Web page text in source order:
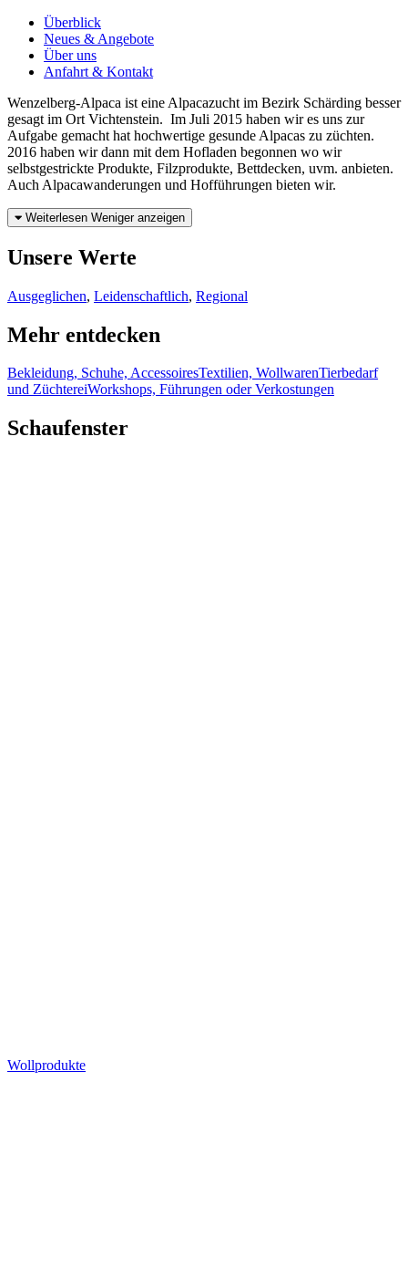
Überblick
Neues & Angebote
Über uns
Anfahrt & Kontakt
Wenzelberg-Alpaca ist eine Alpacazucht im Bezirk Schärding besser
gesagt im Ort Vichtenstein. Im Juli 2015 haben wir es uns zur
Aufgabe gemacht hat hochwertige gesunde Alpacas zu züchten.
2016 haben wir dann mit dem Hofladen begonnen wo wir
selbstgestrickte Produkte, Filzprodukte, Bettdecken, uvm. anbieten.
Auch Alpacawanderungen und Hofführungen bieten wir.
Weiterlesen Weniger anzeigen
Unsere Werte
Ausgeglichen, Leidenschaftlich, Regional
Mehr entdecken
Bekleidung, Schuhe, AccessoiresTextilien, WollwarenTierbedarf
und ZüchtereiWorkshops, Führungen oder Verkostungen
Schaufenster
Wollprodukte